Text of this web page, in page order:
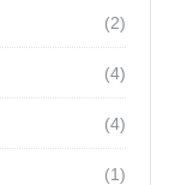
(2)
(4)
(4)
(1)